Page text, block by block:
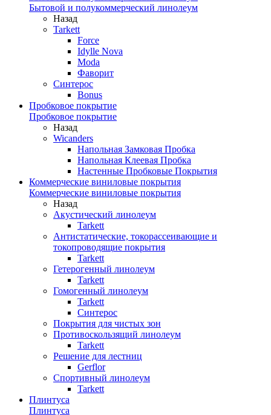
Бытовой и полукоммерческий линолеум
Назад
Tarkett
Force
Idylle Nova
Moda
Фаворит
Синтерос
Bonus
Пробковое покрытие
Пробковое покрытие
Назад
Wicanders
Напольная Замковая Пробка
Напольная Клеевая Пробка
Настенные Пробковые Покрытия
Коммерческие виниловые покрытия
Коммерческие виниловые покрытия
Назад
Акустический линолеум
Tarkett
Антистатические, токорассеивающие и
токопроводящие покрытия
Tarkett
Гетерогенный линолеум
Tarkett
Гомогенный линолеум
Tarkett
Синтерос
Покрытия для чистых зон
Противоскользящий линолеум
Tarkett
Решение для лестниц
Gerflor
Спортивный линолеум
Tarkett
Плинтуса
Плинтуса